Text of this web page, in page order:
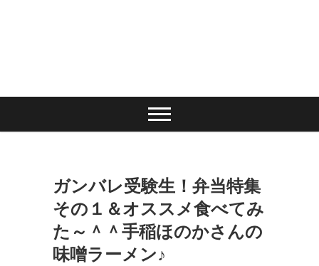
ガンバレ受験生！弁当特集
その１＆オススメ食べてみ
た～＾＾手稲ほのかさんの
味噌ラーメン♪